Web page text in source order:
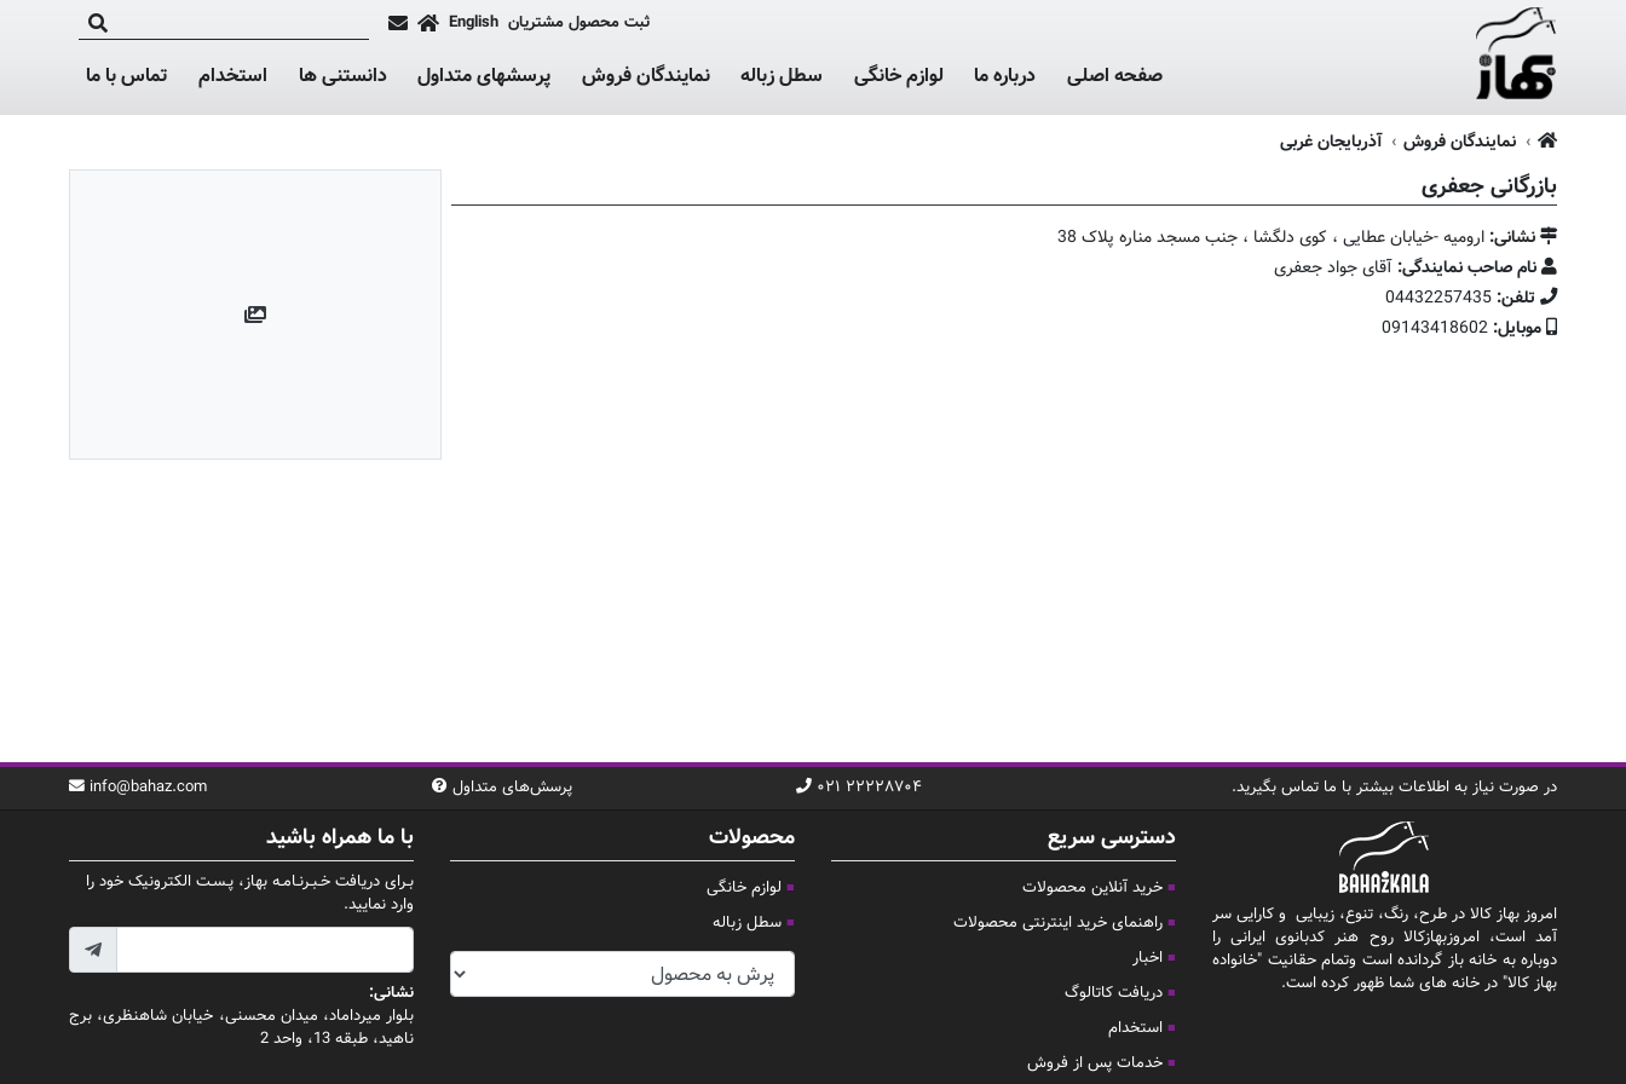
ثبت محصول مشتریان English
صفحه اصلی درباره ما لوازم خانگی سطل زباله نمایندگان فروش پرسشهای متداول دانستنی ها استخدام تماس با ما
نمایندگان فروش آذربایجان غربی
بازرگانی جعفری
نشانی: ارومیه -خیابان عطایی ، کوی دلگشا ، جنب مسجد مناره پلاک 38
نام صاحب نمایندگی: آقای جواد جعفری
تلفن: 04432257435
موبایل: 09143418602
در صورت نیاز به اطلاعات بیشتر با ما تماس بگیرید. info@bahaz.com پرسش‌های متداول ۰۲۱ ۲۲۲۲۸۷۰۴
امروز بهاز کالا در طرح، رنگ، تنوع، زیبایی و کارایی سر
آمد است، امروزبهازکالا روح هنر کدبانوی ایرانی را
دوباره به خانه باز گردانده است وتمام حقانیت "خانواده
بهاز کالا" در خانه های شما ظهور کرده است.
دسترسی سریع
خرید آنلاین محصولات
راهنمای خرید اینترنتی محصولات
اخبار
دریافت کاتالوگ
استخدام
خدمات پس از فروش
محصولات
لوازم خانگی
سطل زباله
با ما همراه باشید
بـرای دریافت خـبـرنـامـه بهاز، پـسـت الکترونیک خود را
وارد نمایید.
نشانی:
بلوار میرداماد، میدان محسنی، خیابان شاهنظری، برج
ناهید، طبقه 13، واحد 2